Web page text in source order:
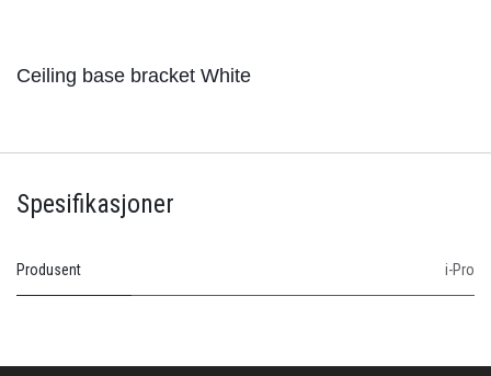
Ceiling base bracket White
Spesifikasjoner
Produsent i-Pro